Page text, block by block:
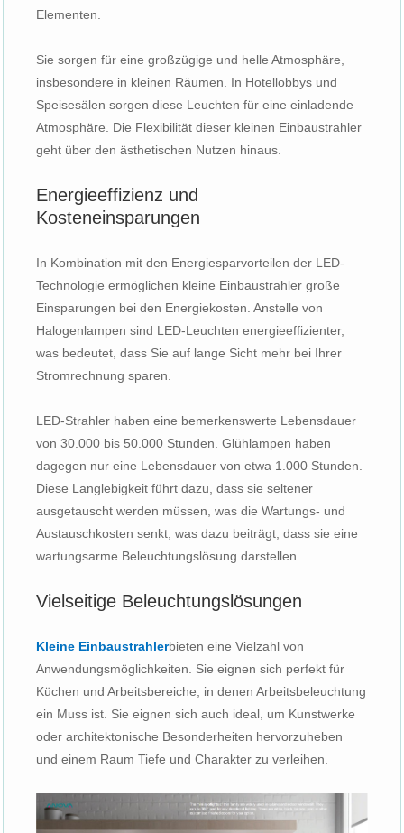
Elementen.
Sie sorgen für eine großzügige und helle Atmosphäre,
insbesondere in kleinen Räumen. In Hotellobbys und
Speisesälen sorgen diese Leuchten für eine einladende
Atmosphäre. Die Flexibilität dieser kleinen Einbaustrahler
geht über den ästhetischen Nutzen hinaus.
Energieeffizienz und
Kosteneinsparungen
In Kombination mit den Energiesparvorteilen der LED-
Technologie ermöglichen kleine Einbaustrahler große
Einsparungen bei den Energiekosten. Anstelle von
Halogenlampen sind LED-Leuchten energieeffizienter,
was bedeutet, dass Sie auf lange Sicht mehr bei Ihrer
Stromrechnung sparen.
LED-Strahler haben eine bemerkenswerte Lebensdauer
von 30.000 bis 50.000 Stunden. Glühlampen haben
dagegen nur eine Lebensdauer von etwa 1.000 Stunden.
Diese Langlebigkeit führt dazu, dass sie seltener
ausgetauscht werden müssen, was die Wartungs- und
Austauschkosten senkt, was dazu beiträgt, dass sie eine
wartungsarme Beleuchtungslösung darstellen.
Vielseitige Beleuchtungslösungen
Kleine Einbaustrahlerbieten eine Vielzahl von
Anwendungsmöglichkeiten. Sie eignen sich perfekt für
Küchen und Arbeitsbereiche, in denen Arbeitsbeleuchtung
ein Muss ist. Sie eignen sich auch ideal, um Kunstwerke
oder architektonische Besonderheiten hervorzuheben
und einem Raum Tiefe und Charakter zu verleihen.